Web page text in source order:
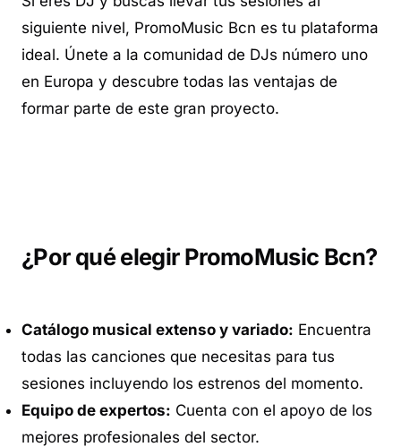
siguiente nivel, PromoMusic Bcn es tu plataforma
ideal. Únete a la comunidad de DJs número uno
en Europa y descubre todas las ventajas de
formar parte de este gran proyecto.
¿Por qué elegir PromoMusic Bcn?
Catálogo musical extenso y variado: Encuentra
todas las canciones que necesitas para tus
sesiones incluyendo los estrenos del momento.
Equipo de expertos: Cuenta con el apoyo de los
mejores profesionales del sector.